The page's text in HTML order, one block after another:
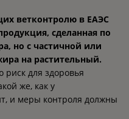
ветконтролю в ЕАЭС
сделанная по
но с частичной или
на растительный.
для здоровья
же, как у
и меры контроля должны